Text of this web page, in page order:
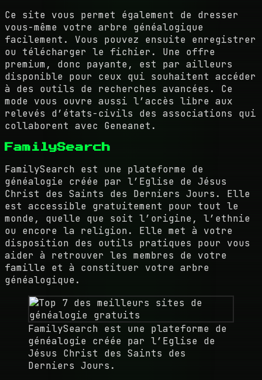
Ce site vous permet également de dresser
vous-même votre arbre généalogique
facilement. Vous pouvez ensuite enregistrer
ou télécharger le fichier. Une offre
premium, donc payante, est par ailleurs
disponible pour ceux qui souhaitent accéder
à des outils de recherches avancées. Ce
mode vous ouvre aussi l’accès libre aux
relevés d’états-civils des associations qui
collaborent avec Geneanet.
FamilySearch
FamilySearch est une plateforme de
généalogie créée par l’Eglise de Jésus
Christ des Saints des Derniers Jours. Elle
est accessible gratuitement pour tout le
monde, quelle que soit l’origine, l’ethnie
ou encore la religion. Elle met à votre
disposition des outils pratiques pour vous
aider à retrouver les membres de votre
famille et à constituer votre arbre
généalogique.
FamilySearch est une plateforme de
généalogie créée par l’Eglise de
Jésus Christ des Saints des
Derniers Jours.